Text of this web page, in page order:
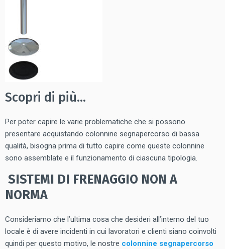
Scopri di più…
Per poter capire le varie problematiche che si possono
presentare acquistando colonnine segnapercorso di bassa
qualità, bisogna prima di tutto capire come queste colonnine
sono assemblate e il funzionamento di ciascuna tipologia.
SISTEMI DI FRENAGGIO NON A
NORMA
Consideriamo che l’ultima cosa che desideri all’interno del tuo
locale è di avere incidenti in cui lavoratori e clienti siano coinvolti
quindi per questo motivo, le nostre colonnine segnapercorso